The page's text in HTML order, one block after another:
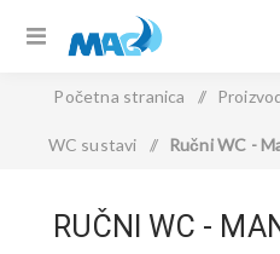
Početna stranica /
WC sustavi / Ručni WC -
RUČNI WC -